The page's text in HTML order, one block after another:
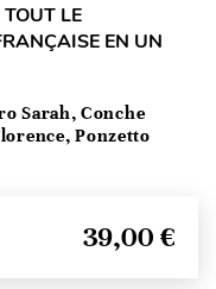
LE
EN UN
Sarah, Conche
Ponzetto
39,00 €